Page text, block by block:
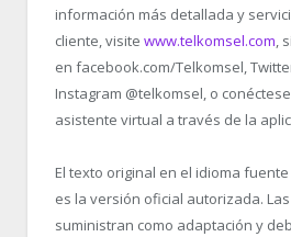
información más detallada y
cliente, visite www.telkomsel.com,
en facebook.com/Telkomsel,
Instagram @telkomsel, o
asistente virtual a través de la
El texto original en el idioma
es la versión oficial autorizada.
suministran como adaptación y